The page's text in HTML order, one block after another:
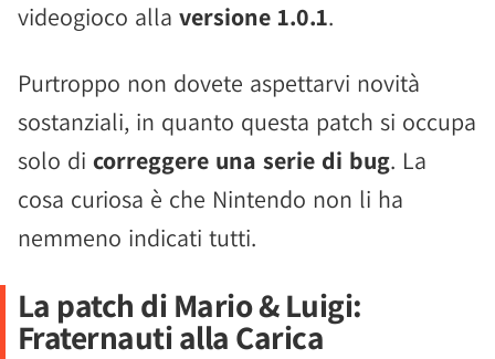
videogioco alla versione 1.0.1.
Purtroppo non dovete aspettarvi novità
sostanziali, in quanto questa patch si occupa
solo di correggere una serie di bug. La
cosa curiosa è che Nintendo non li ha
nemmeno indicati tutti.
La patch di Mario & Luigi:
Fraternauti alla Carica